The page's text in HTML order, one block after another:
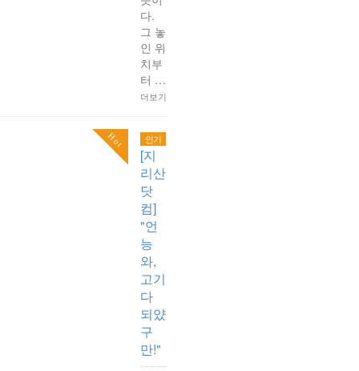
다.
그 놓
인 위
치부
터 …
더보기
Hot 인기
[지
리산
닷
컴]
"언
능
와,
고기
다
되얐
구
만!"